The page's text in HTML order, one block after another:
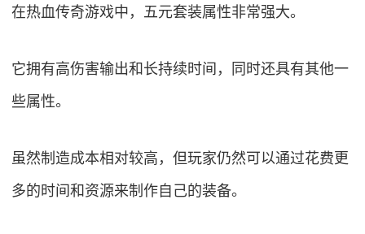
在热血传奇游戏中，五元套装属性非常强大。
它拥有高伤害输出和长持续时间，同时还具有其他一
些属性。
虽然制造成本相对较高，但玩家仍然可以通过花费更
多的时间和资源来制作自己的装备。